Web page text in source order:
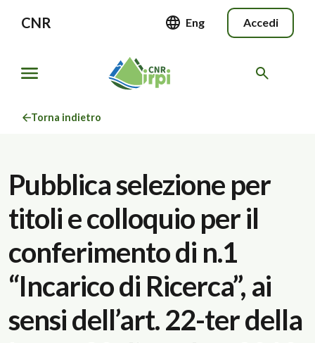
CNR Eng Accedi
Torna indietro
Pubblica selezione per
titoli e colloquio per il
conferimento di n.1
“Incarico di Ricerca”, ai
sensi dell’art. 22-ter della